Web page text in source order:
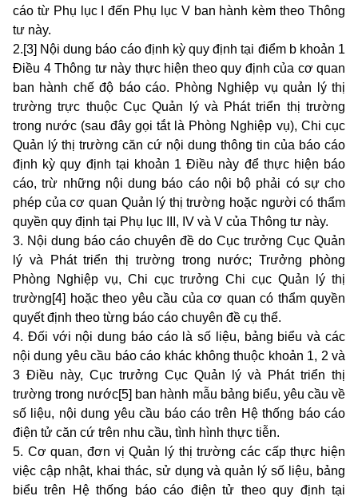
cáo từ Phụ lục I đến Phụ lục Vban hành kèm theo Thông
tư này.
2.[3] Nội dung báo cáo định kỳ quy định tại điểm b khoản 1
Điều 4 Thông tư này thực hiện theo quy định của cơ quan
ban hành chế độ báo cáo. Phòng Nghiệp vụ quản lý thị
trường trực thuộc Cục Quản lý và Phát triển thị trường
trong nước (sau đây gọi tắt là Phòng Nghiệp vụ), Chi cục
Quản lý thị trường căn cứ nội dung thông tin của báo cáo
định kỳ quy định tại khoản 1 Điều này để thực hiện báo
cáo, trừ những nội dung báo cáo nội bộ phải có sự cho
phép của cơ quan Quản lý thị trường hoặc người có thẩm
quyền quy định tại Phụ lục III , IV và V của Thông tư này.
3. Nội dung báo cáo chuyên đề do Cục trưởng Cục Quản
lý và Phát triển thị trường trong nước; Trưởng phòng
Phòng Nghiệp vụ, Chi cục trưởng Chi cục Quản lý thị
trường[4] hoặc theo yêu cầu của cơ quan có thẩm quyền
quyết định theo từng báo cáo chuyên đề cụ thể.
4. Đối với nội dung báo cáo là số liệu, bảng biểu và các
nội dung yêu cầu báo cáo khác không thuộc khoản 1, 2 và
3 Điều này, Cục trưởng Cục Quản lý và Phát triển thị
trường trong nước[5] ban hành mẫu bảng biểu, yêu cầu về
số liệu, nội dung yêu cầu báo cáo trên Hệ thống báo cáo
điện tử căn cứ trên nhu cầu, tình hình thực tiễn.
5. Cơ quan, đơn vị Quản lý thị trường các cấp thực hiện
việc cập nhật, khai thác, sử dụng và quản lý số liệu, bảng
biểu trên Hệ thống báo cáo điện tử theo quy định tại